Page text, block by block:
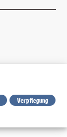
Verpflegung